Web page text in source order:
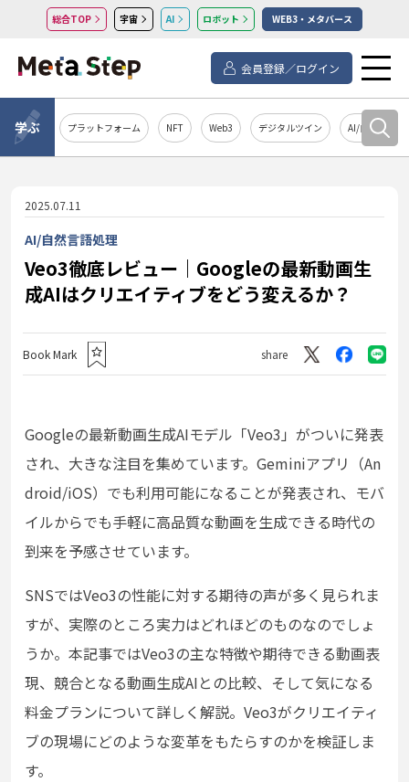
総合TOP 宇宙 AI ロボット WEB3・メタバース
会員登録／ログイン
学ぶ プラットフォーム NFT Web3 デジタルツイン AI/自然言語処
2025.07.11
AI/自然言語処理
Veo3徹底レビュー｜Googleの最新動画生
成AIはクリエイティブをどう変えるか？
Book Mark share
Googleの最新動画生成AIモデル「Veo3」がついに発表
され、大きな注目を集めています。Geminiアプリ（An
droid/iOS）でも利用可能になることが発表され、モバ
イルからでも手軽に高品質な動画を生成できる時代の
到来を予感させています。
SNSではVeo3の性能に対する期待の声が多く見られま
すが、実際のところ実力はどれほどのものなのでしょ
うか。本記事ではVeo3の主な特徴や期待できる動画表
現、競合となる動画生成AIとの比較、そして気になる
料金プランについて詳しく解説。Veo3がクリエイティ
ブの現場にどのような変革をもたらすのかを検証しま
す。